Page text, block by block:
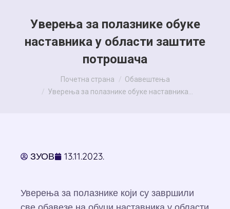
Уверења за полазнике обуке
наставника у области заштите
потрошача
You are here:Почетна страна
Обавештења
Уверења за полазнике обуке наставника…
ЗУОВ 13.11.2023.
Уверења за полазнике који су завршили